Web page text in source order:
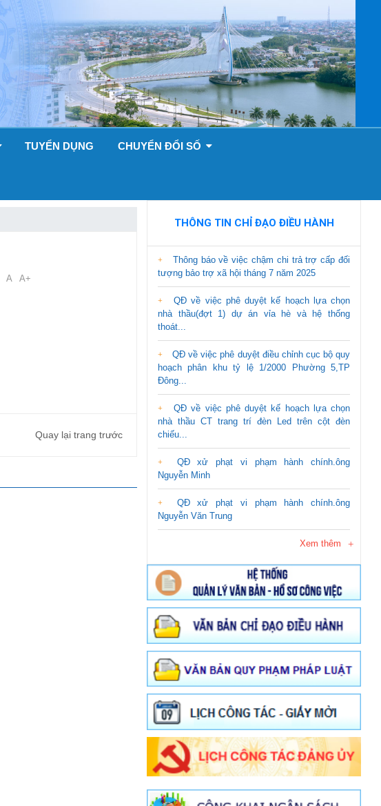
TUYỂN DỤNG CHUYỂN ĐỔI SỐ
A A+
Quay lại trang trước
THÔNG TIN CHỈ ĐẠO ĐIỀU HÀNH
Thông báo về việc chậm chi trả trợ cấp đối
tượng bảo trợ xã hội tháng 7 năm 2025
QĐ về việc phê duyệt kế hoạch lựa chọn
nhà thầu(đợt 1) dự án vỉa hè và hệ thống
thoát...
QĐ về việc phê duyệt điều chỉnh cục bộ quy
hoạch phân khu tỷ lệ 1/2000 Phường 5,TP
Đông...
QĐ về việc phê duyệt kế hoạch lựa chọn
nhà thầu CT trang trí đèn Led trên cột đèn
chiếu...
QĐ xử phạt vi phạm hành chính.ông
Nguyễn Minh
QĐ xử phạt vi phạm hành chính.ông
Nguyễn Văn Trung
Xem thêm